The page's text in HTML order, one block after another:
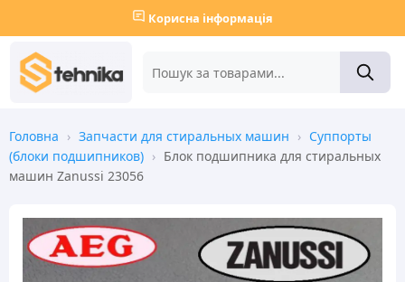
Корисна інформація
Головна › Запчасти для стиральных машин › Суппорты
(блоки подшипников) › Блок подшипника для стиральных
машин Zanussi 23056